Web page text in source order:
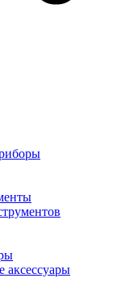
аксессуары